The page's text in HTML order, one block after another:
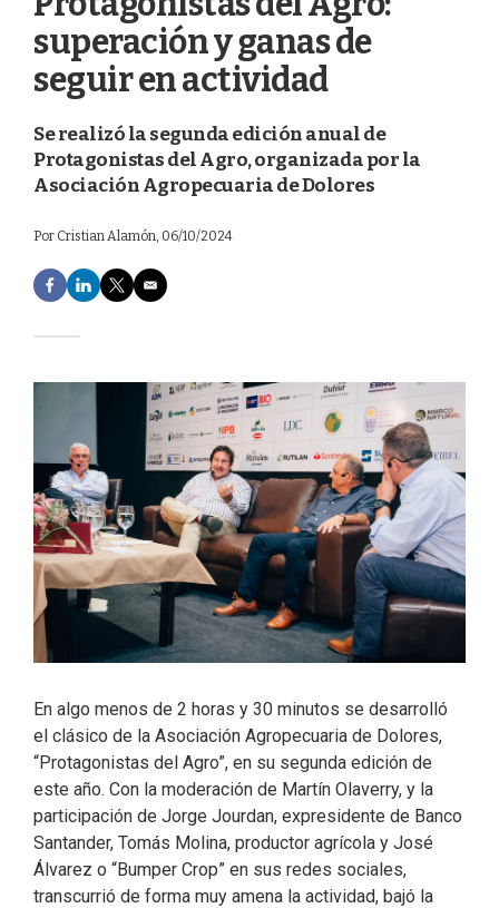
superación y ganas de
seguir en actividad
Se realizó la segunda edición anual de
Protagonistas del Agro, organizada por la
Asociación Agropecuaria de Dolores
Por Cristian Alamón, 06/10/2024
F
a
e
o
L
i
d
T
w
e
E
m
En algo menos de 2 horas y 30 minutos se desarrolló
el clásico de la Asociación Agropecuaria de Dolores,
“Protagonistas del Agro”, en su segunda edición de
este año. Con la moderación de Martín Olaverry, y la
participación de Jorge Jourdan, expresidente de Banco
Santander, Tomás Molina, productor agrícola y José
Álvarez o “Bumper Crop” en sus redes sociales,
transcurrió de forma muy amena la actividad, bajó la